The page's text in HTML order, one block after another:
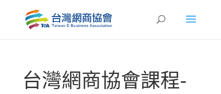
台灣網商協會課程-